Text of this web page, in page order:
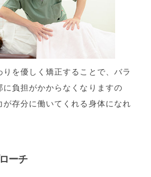
を優しく矯正することで、バラ
に負担がかからなくなりますの
が存分に働いてくれる身体になれ
ーチ